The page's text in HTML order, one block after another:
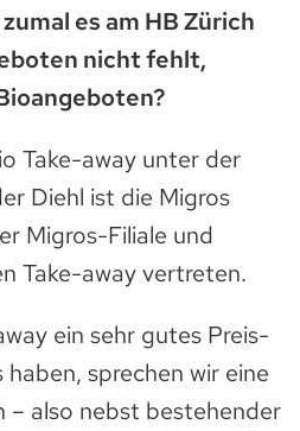
es am HB Zürich
nicht fehlt,
Take-away unter der
Diehl ist die Migros
Migros-Filiale und
Take-away vertreten.
ein sehr gutes Preis-
sprechen wir eine
– also nebst bestehender